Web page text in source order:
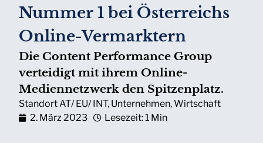
Nummer 1 bei Österreichs
Online-Vermarktern
Die Content Performance Group
verteidigt mit ihrem Online-
Mediennetzwerk den Spitzenplatz.
Standort AT/ EU/ INT, Unternehmen,Wirtschaft
2. März 2023
Lesezeit: 1 Min